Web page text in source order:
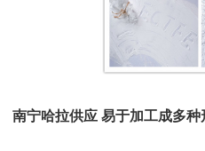
南宁哈拉供应 易于加工成多种